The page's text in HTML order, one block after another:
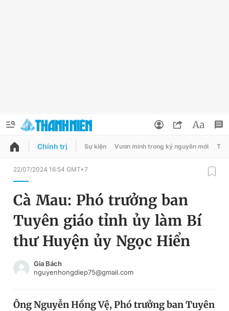
QUẢNG CÁO ĐẶT BÁO
Chuyên mục
Chuyên mục khác
Chào ngày mới
Đổi mật khẩu
Tin đã lưu
Tin đã xem
Đăng xuất
Chính trị Sự kiện Vươn mình trong kỷ nguyên mới
22/07/2024 16:54 GMT+7
Cà Mau: Phó trưởng ban
Tuyên giáo tỉnh ủy làm Bí
thư Huyện ủy Ngọc Hiển
Gia Bách
nguyenhongdiep75@gmail.com
Ông Nguyễn Hồng Vệ, Phó trưởng ban Tuyên